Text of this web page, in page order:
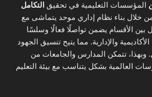
المؤسسات التعليمية في تحقيق التكامل
خلال بناء نظام إداري موحد يتماشى مع
بين الأقسام يضمن تواصلًا فعالًا وسلسًا
والإدارية. مما يتيح تنسيق الجهود
وبهذا، تتمكن المدارس والجامعات من
العالمية بشكل يتناسب مع بيئة التعليم